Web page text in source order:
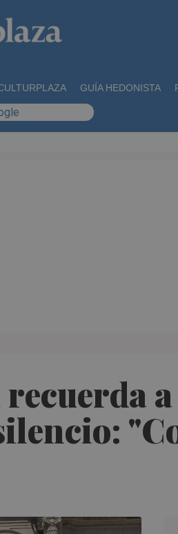
GUÍA HEDONISTA